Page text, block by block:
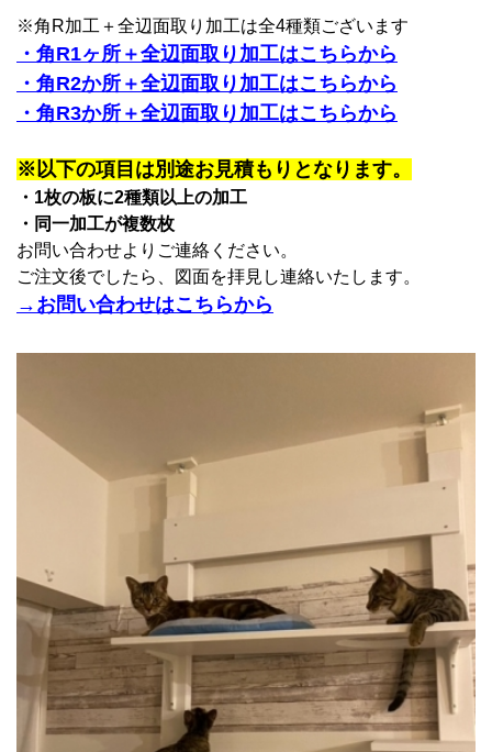
※角R加工＋全辺面取り加工は全4種類ございます
・角R1ヶ所＋全辺面取り加工はこちらから
・角R2か所＋全辺面取り加工はこちらから
・角R3か所＋全辺面取り加工はこちらから
※以下の項目は別途お見積もりとなります。
・1枚の板に2種類以上の加工
・同一加工が複数枚
お問い合わせよりご連絡ください。
ご注文後でしたら、図面を拝見し連絡いたします。
→お問い合わせはこちらから